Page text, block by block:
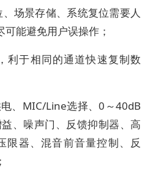
场景存储、系统复位需要人
能避免用户误操作；
利于相同的通道快速复制数
、MIC/Line选择、0～40dB
、噪声门、反馈抑制器、高
限器、混音前音量控制、反